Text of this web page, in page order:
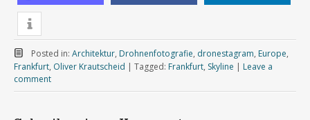
Posted in: Architektur, Drohnenfotografie, dronestagram, Europe,
Frankfurt, Oliver Krautscheid | Tagged: Frankfurt, Skyline | Leave a
comment